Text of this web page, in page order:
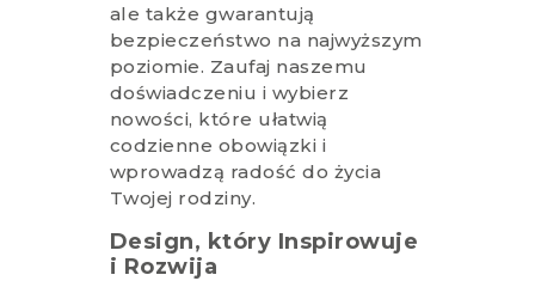
ale także gwarantują
bezpieczeństwo na najwyższym
poziomie. Zaufaj naszemu
doświadczeniu i wybierz
nowości, które ułatwią
codzienne obowiązki i
wprowadzą radość do życia
Twojej rodziny.
Design, który Inspirowuje
i Rozwija